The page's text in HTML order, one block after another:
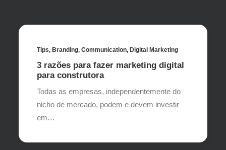
Tips, Branding, Communication, Digital Marketing
3 razões para fazer marketing digital
para construtora
Todas as empresas, independentemente do
nicho de mercado, podem e devem investir
em…